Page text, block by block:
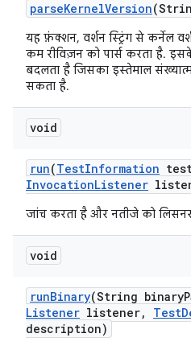
parseKernelVersion
यह फ़ंक्शन, वर्शन स्ट्रिंग से कर्नेल
कम रीविज़न को पार्स करता है.
बदलता है जिसका इस्तेमाल
सकता है.
void
run(TestInformation
InvocationListener
जांच करता है और नतीजे को लिसनर
void
runBinary(String binary
Listener listener, Test
description)